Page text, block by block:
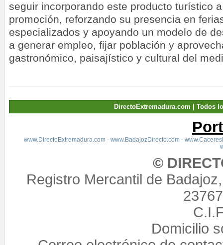
seguir incorporando este producto turístico
promoción, reforzando su presencia en
especializados y apoyando un modelo de
a generar empleo, fijar población y
gastronómico, paisajístico y cultural del
DirectoExtremadura.com | Todos
www.DirectoExtremadura.com- www.BadajozDirecto.com-
©
Registro Mercantil de
Domicilio